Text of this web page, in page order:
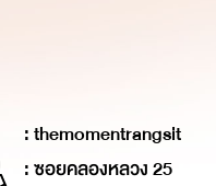
: themomentrangsit
: ซอยคลองหลวง 25